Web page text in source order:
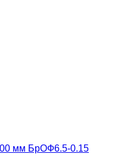
мм БрОФ6.5-0.15